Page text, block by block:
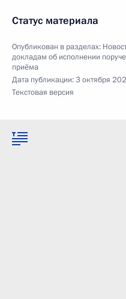
Статус материала
Опубликован в разделах:
докладам об исполнении
приёма
Дата публикации:3 октября
Текстовая версия